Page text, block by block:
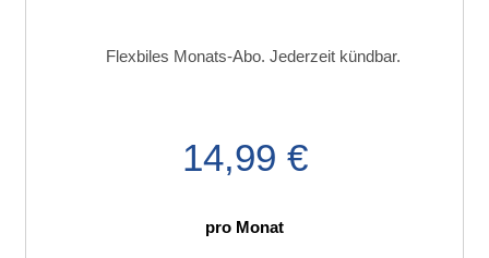
Flexbiles Monats-Abo. Jederzeit kündbar.
14,99 €
pro Monat